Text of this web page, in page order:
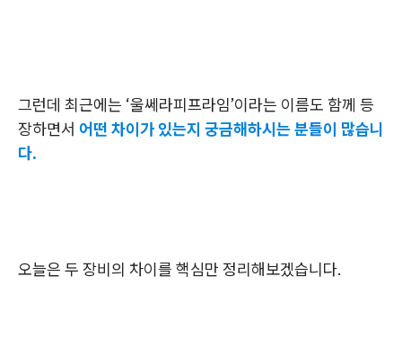
그런데 최근에는 ‘울쎄라피프라임’이라는 이름도 함께 등
장하면서 어떤 차이가 있는지 궁금해하시는 분들이 많습니
다.
오늘은 두 장비의 차이를 핵심만 정리해보겠습니다.